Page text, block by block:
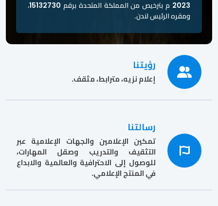
2023 م بترخيص من المملكة المتحدة برقم 15132730،
ومقره الرئيس لندن.
رؤيتنا
إعلام نزيه، مترابط، مثقف.
رسالتنا
تمكين الإعلامين والجهات الإعلامية عبر
التثقيف والتدريب وصقل المهارات،
للوصول إلى الاحترافية والعالمية والابداع
في المنتج الإعلامي.